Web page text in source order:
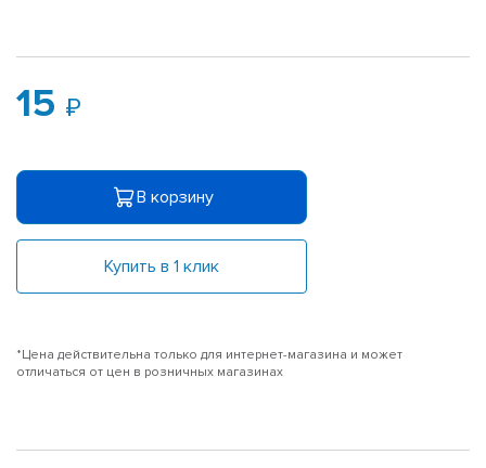
15
В корзину
Купить в 1 клик
*Цена действительна только для интернет-магазина и может
отличаться от цен в розничных магазинах